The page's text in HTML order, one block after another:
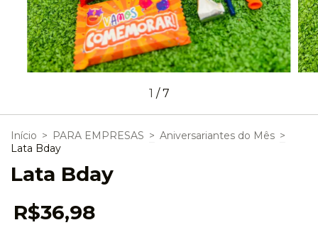
1 /7
Início > PARA EMPRESAS > Aniversariantes do Mês >
Lata Bday
Lata Bday
R$36,98